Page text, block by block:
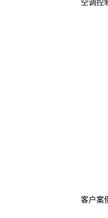
空调控
客户案